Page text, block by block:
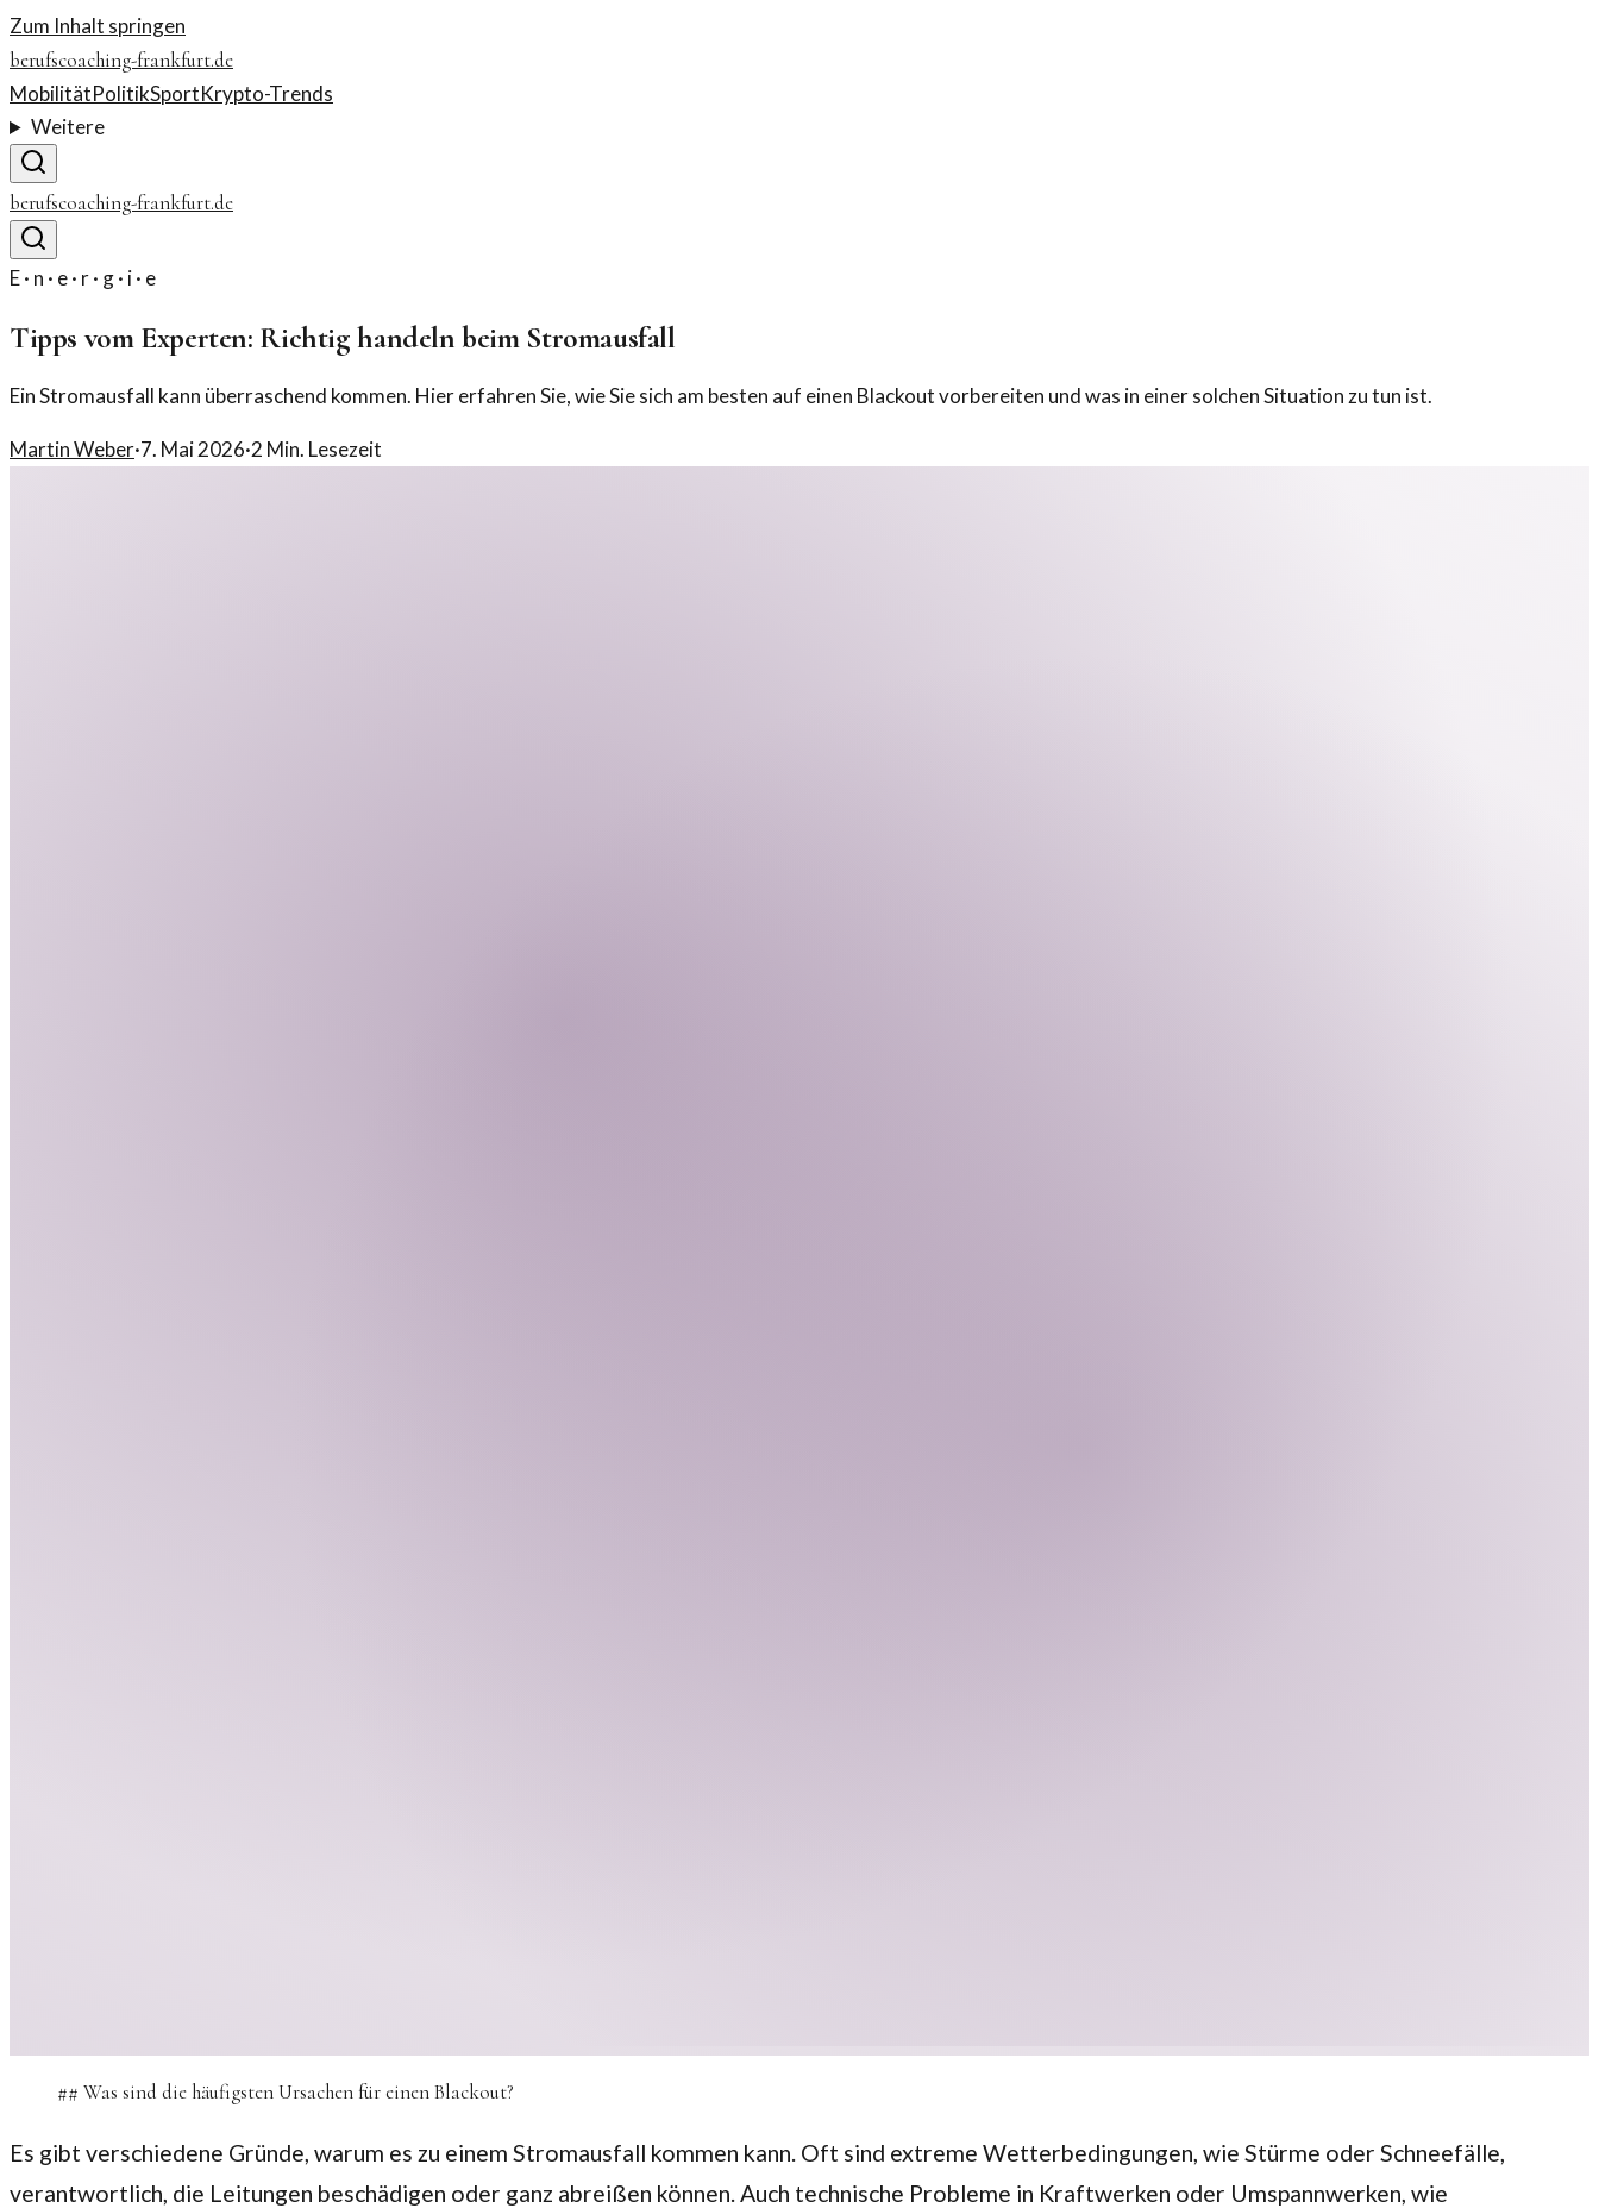
Zum Inhalt springen
berufscoaching-frankfurt.de
MobilitätPolitikSportKrypto-Trends
Weitere
berufscoaching-frankfurt.de
E · n · e · r · g · i · e
Tipps vom Experten: Richtig handeln beim Stromausfall
Ein Stromausfall kann überraschend kommen. Hier erfahren Sie, wie Sie sich am besten auf einen Blackout vorbereiten und was in einer solchen Situation zu tun ist.
Martin Weber·7. Mai 2026·2 Min. Lesezeit
## Was sind die häufigsten Ursachen für einen Blackout?
Es gibt verschiedene Gründe, warum es zu einem Stromausfall kommen kann. Oft sind extreme Wetterbedingungen, wie Stürme oder Schneefälle,
verantwortlich, die Leitungen beschädigen oder ganz abreißen können. Auch technische Probleme in Kraftwerken oder Umspannwerken, wie